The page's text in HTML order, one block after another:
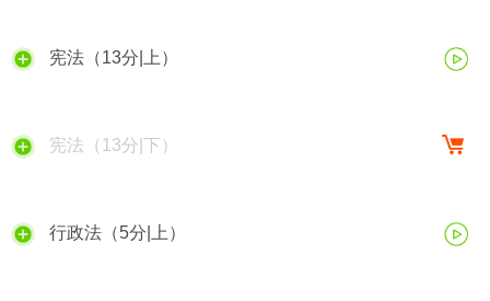
宪法（13分|上）
宪法（13分|下）
行政法（5分|上）